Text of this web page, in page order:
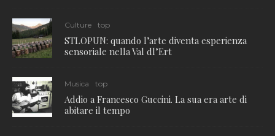
Culture top
STLOPUN: quando l’arte diventa esperienza
sensoriale nella Val dl’Ert
Musica top
Addio a Francesco Guccini. La sua era arte di
abitare il tempo